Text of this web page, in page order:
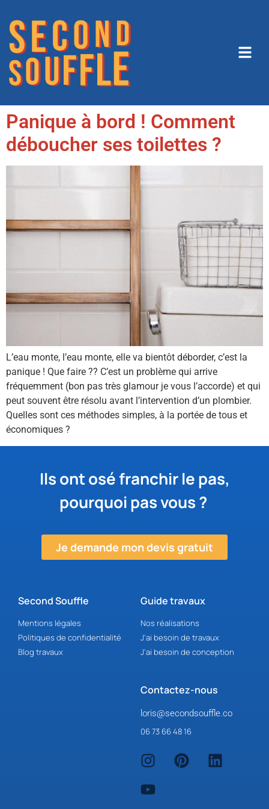
Panique à bord ! Comment
déboucher ses toilettes ?
L’eau monte, l’eau monte, elle va bientôt déborder, c’est la
panique ! Que faire ?? C’est un problème qui arrive
fréquemment (bon pas très glamour je vous l’accorde) et qui
peut souvent être résolu avant l’intervention d’un plombier.
Quelles sont ces méthodes simples, à la portée de tous et
économiques ?
Ils ont osé franchir le pas,
pourquoi pas vous ?
Je demande mon devis gratuit
Guide travaux
Nos réalisations
J'ai besoin de travaux
J'ai besoin de conception
Second Souffle
Mentions légales
Politiques de confidentialité
Blog travaux
Contactez-nous
loris@secondsouffle.co
06 73 66 48 16